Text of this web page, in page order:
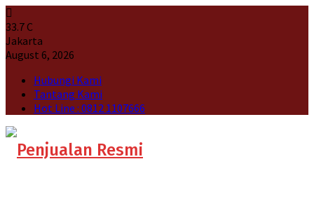
33.7C
Jakarta
August 6, 2026
Hubungi Kami
Tantang Kami
Hot Line : 0812 1107666